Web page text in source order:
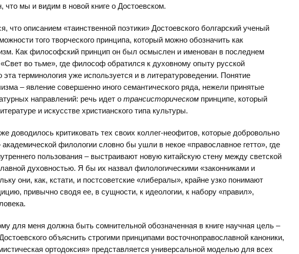
мы и видим в новой книге о Достоевском.
что описанием «таинственной поэтики» Достоевского болгарский ученый
того творческого принципа, который можно обозначить как
Как философский принцип он был осмыслен и именован в последнем
во тьме», где философ обратился к духовному опыту русской
эта терминология уже используется и в литературоведении. Понятие
– явление совершенно иного семантического ряда, нежели принятые
направлений: речь идет о трансисторическом принципе, который
и искусстве христианского типа культуры.
доводилось критиковать тех своих коллег-неофитов, которые добровольно
филологии словно бы ушли в некое «православное гетто», где
пользования – выстраивают новую китайскую стену между светской
духовностью. Я бы их назвал филологическими «законниками и
они, как, кстати, и постсоветские «либералы», крайне узко понимают
привычно сводя ее, в сущности, к идеологии, к набору «правил»,
для меня должна быть сомнительной обозначенная в книге научная цель –
объяснить строгими принципами восточноправославной каноники,
ортодоксия» представляется универсальной моделью для всех